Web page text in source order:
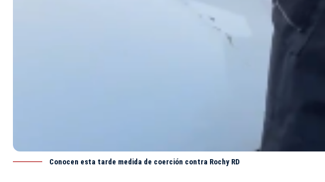
Conocen esta tarde medida de coerción contra Rochy RD